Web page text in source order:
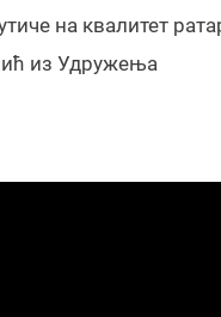
на квалитет
из Удружења